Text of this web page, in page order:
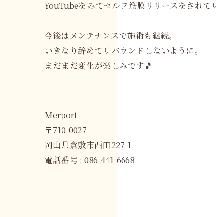
YouTubeをみてセルフ筋膜リリースをされて
今後はメンテナンスで施術も継続。
いきなり辞めてリバウンドしないように。
まだまだ変化が楽しみです🎵
Merport
〒710-0027
岡山県倉敷市西田227-1
電話番号 : 086-441-6668